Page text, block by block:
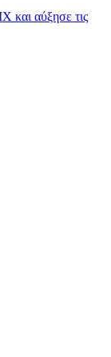
και αύξησε τις